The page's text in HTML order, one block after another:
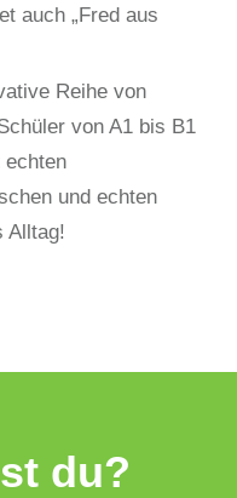
auch „Fred aus
Reihe von
von A1 bis B1
echten
und echten
Alltag!
du?